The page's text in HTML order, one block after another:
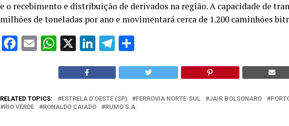
e o recebimento e distribuição de derivados na região. A capacidade de
milhões de toneladas por ano e movimentará cerca de 1.200 caminhões
Facebook
EmailWhatsApp
X LinkedIn
Telegram
RELATED TOPICS: ESTRELA D'OESTE (SP) FERROVIA NORTE-SUL JAIR BOLSONARO
RIO VERDE
RONALDO CAIADO RUMO S.A.